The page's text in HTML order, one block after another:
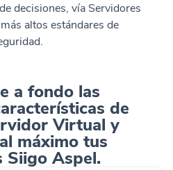
decisiones, vía Servidores
altos estándares de
a fondo las
de
Virtual y
máximo tus
Siigo Aspel.